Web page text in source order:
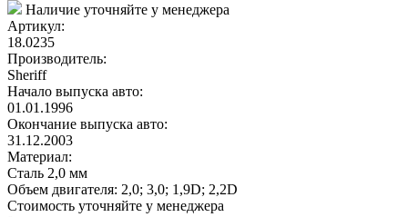
Наличие уточняйте у менеджера
Артикул:
18.0235
Производитель:
Sheriff
Начало выпуска авто:
01.01.1996
Окончание выпуска авто:
31.12.2003
Материал:
Сталь 2,0 мм
Объем двигателя: 2,0; 3,0; 1,9D; 2,2D
Стоимость уточняйте у менеджера